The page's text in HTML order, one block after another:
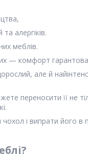
алергіків.
меблів.
— комфорт
але й
переносити її не
і випрати його в